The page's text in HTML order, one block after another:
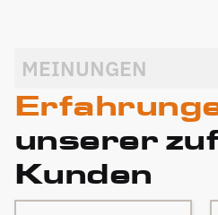
unserer
Kunden
MEINUNGEN